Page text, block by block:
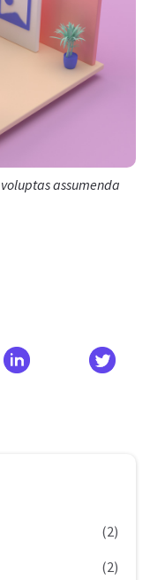
assumenda
(2)
(2)